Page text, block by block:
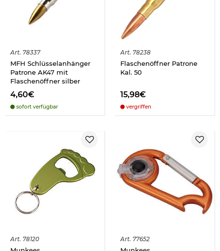
Art. 78337
MFH Schlüsselanhänger
Patrone AK47 mit
Flaschenöffner silber
4,60€
sofort verfügbar
Art. 78238
Flaschenöffner Patrone
Kal. 50
15,98€
vergriffen
Art. 78120 Art. 77652